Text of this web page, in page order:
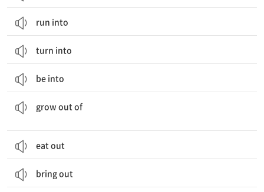
run into
turn into
be into
grow out of
eat out
bring out